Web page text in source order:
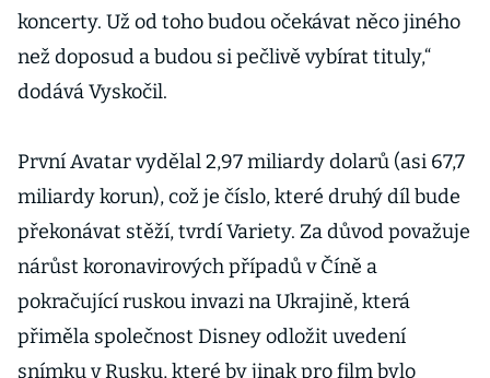
koncerty. Už od toho budou očekávat něco jiného
než doposud a budou si pečlivě vybírat tituly,“
dodává Vyskočil.
První Avatar vydělal 2,97 miliardy dolarů (asi 67,7
miliardy korun), což je číslo, které druhý díl bude
překonávat stěží, tvrdí Variety. Za důvod považuje
nárůst koronavirových případů v Číně a
pokračující ruskou invazi na Ukrajině, která
přiměla společnost Disney odložit uvedení
snímku v Rusku, které by jinak pro film bylo